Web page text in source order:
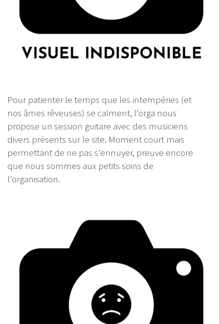
Pour patienter le temps que les intempéries (et
nos âmes rêveuses) se calment, l'orga nous
propose un session guitare avec des musiciens
divers présents sur le site. Moment court mais
permettant de ne pas s'ennuyer, preuve encore
que nous sommes aux petits soins de
l'organisation.